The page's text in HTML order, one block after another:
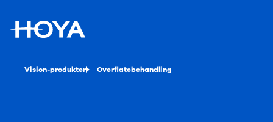
Vision-produkter Overflatebehandling